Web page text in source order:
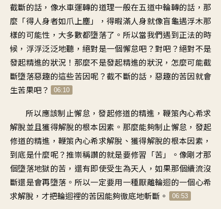
截斷的話 ， 像水車運轉的道理一般在五道中輪轉的話 ，那
麼「得人身者如爪上塵」，得暇滿人身就像盲龜遇浮木那
樣的可能性 ， 大多數都墮落了 。 所以當我們遇到正法的時
候 ， 浮浮泛泛地聽 ，絕對是一個懈怠吧？對吧 ？絕對不是
發起精進的狀況 ！ 那麼不是發起精進的狀況 ， 怎麼可能截
斷墮落惡趣的這些苦因呢 ？截不斷的話 ，惡趣的苦因就會
生苦果吧？ 06:10
所以應該制止懈怠 ，發起修道的精進 ，鞭策內心希求
解脫並且獲得解脫的根本因素 。 那麼能夠制止懈怠 ， 發起
修道的精進 ，鞭策內心希求解脫 、獲得解脫的根本因素 ，
到底是什麼呢？推崇稱讚的就是要修習「苦」。 像剛才那
個墮落地獄的苦 ， 還有即使受生為天人 ，如果那個續流沒
斷還是會再墮落 。 所以一定要用一種厭離輪迴的一個心希
求解脫 ， 才把輪迴裡的苦因能夠徹底地斬斷 。 06:53